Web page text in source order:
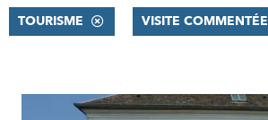
TOURISME VISITE COMMENTÉE
RÉSULTATS